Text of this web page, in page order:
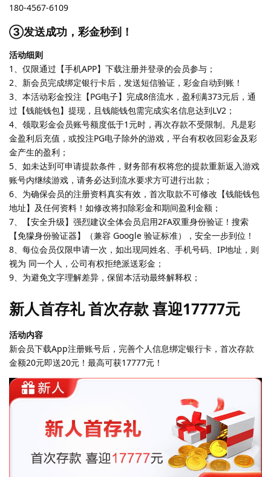
180-4567-6109
③发送成功，彩金秒到！
活动细则
1、仅限通过【手机APP】下载注册并登录的会员参与；
2、新会员完成绑定银行卡后，发送短信验证，彩金自动到账！
3、本活动彩金投注【PG电子】完成8倍流水，盈利满373元后，通
过【钱能钱包】提现，且钱能钱包需完成实名信息达到LV2；
4、领取彩金会员账号额度低于1元时，再次存款不受限制。凡是彩
金盈利后充值，或投注PG电子除外的游戏，平台有权收回彩金及彩
金产生的盈利；
5、如未达到可申请提款条件，财务部有权将您的提款重新返入游戏
账号内继续游戏，请务必达到流水要求方可进行出款；
6、为确保会员的注册资料真实有效，首次取款不可修改【钱能钱包
地址】及任何资料！如修改将扣除彩金和期间盈利金额；
7、【安全升级】强烈建议全体会员启用2FA双重身份验证！搜索
【免獴身份验证器】（兼容 Google 验证标准），安全一步到位！
8、每位会员仅限申请一次，如出现同姓名、手机号码、IP地址，则
视为 同一个人，公司有权拒绝派送彩金；
9、为避免文字理解差异，保留本活动最终解释权；
新人首存礼 首次存款 喜迎17777元
活动内容
新会员下载App注册账号后，完善个人信息绑定银行卡，首次存款
金额20元即送20元！最高可获17777元！